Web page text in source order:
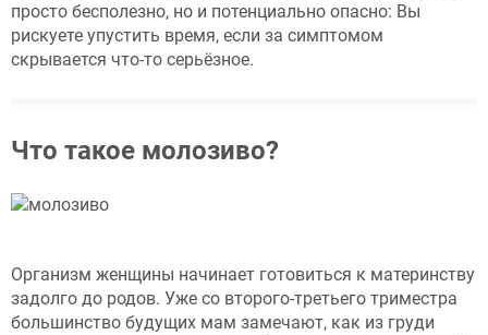
просто бесполезно, но и потенциально опасно: Вы
рискуете упустить время, если за симптомом
скрывается что-то серьёзное.
Что такое молозиво?
Организм женщины начинает готовиться к материнству
задолго до родов. Уже со второго-третьего триместра
большинство будущих мам замечают, как из груди